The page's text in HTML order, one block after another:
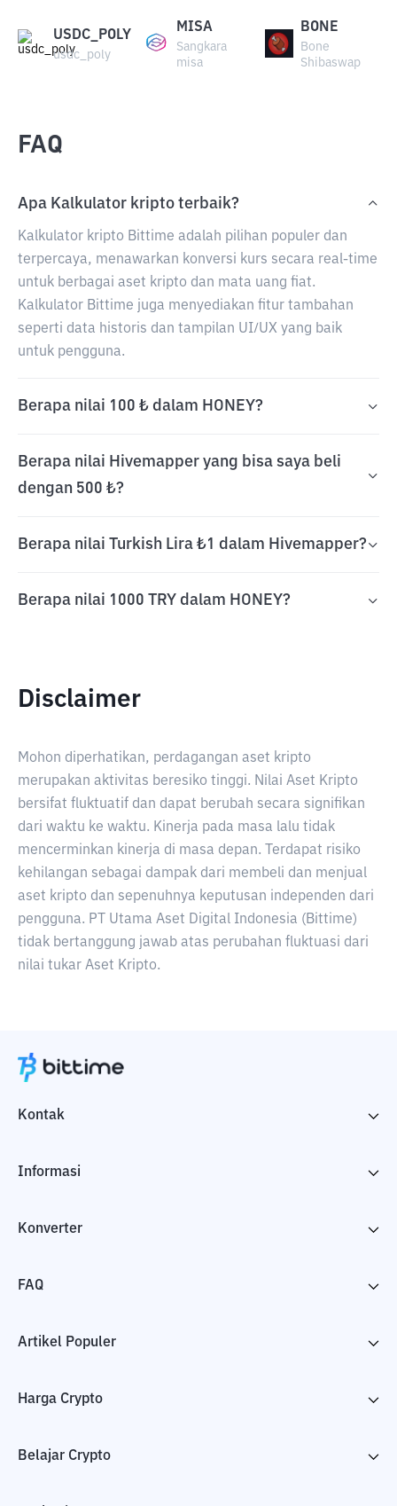
USDC_POLY
usdc_poly
MISA
Sangkara
misa
BONE
Bone
Shibaswap
FAQ
Apa Kalkulator kripto terbaik?
Kalkulator kripto Bittime adalah pilihan populer dan
terpercaya, menawarkan konversi kurs secara real-time
untuk berbagai aset kripto dan mata uang fiat.
Kalkulator Bittime juga menyediakan fitur tambahan
seperti data historis dan tampilan UI/UX yang baik
untuk pengguna.
Berapa nilai 100 ₺ dalam HONEY?
Berapa nilai Hivemapper yang bisa saya beli
dengan 500 ₺?
Berapa nilai Turkish Lira ₺1 dalam Hivemapper?
Berapa nilai 1000 TRY dalam HONEY?
Disclaimer
Mohon diperhatikan, perdagangan aset kripto
merupakan aktivitas beresiko tinggi. Nilai Aset Kripto
bersifat fluktuatif dan dapat berubah secara signifikan
dari waktu ke waktu. Kinerja pada masa lalu tidak
mencerminkan kinerja di masa depan. Terdapat risiko
kehilangan sebagai dampak dari membeli dan menjual
aset kripto dan sepenuhnya keputusan independen dari
pengguna. PT Utama Aset Digital Indonesia (Bittime)
tidak bertanggung jawab atas perubahan fluktuasi dari
nilai tukar Aset Kripto.
Kontak
Informasi
Konverter
FAQ
Artikel Populer
Harga Crypto
Belajar Crypto